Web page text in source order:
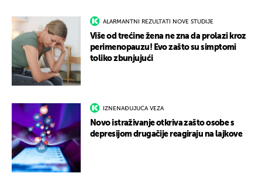
ALARMANTNI REZULTATI NOVE STUDIJE
Više od trećine žena ne zna da prolazi kroz
perimenopauzu! Evo zašto su simptomi
toliko zbunjujući
IZNENAĐUJUĆA VEZA
Novo istraživanje otkriva zašto osobe s
depresijom drugačije reagiraju na lajkove